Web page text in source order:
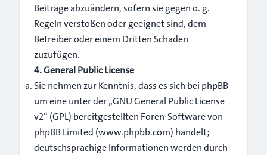
Beiträge abzuändern, sofern sie gegen o. g.
Regeln verstoßen oder geeignet sind, dem
Betreiber oder einem Dritten Schaden
zuzufügen.
4. General Public License
Sie nehmen zur Kenntnis, dass es sich bei phpBB
um eine unter der „GNU General Public License
v2“ (GPL) bereitgestellten Foren-Software von
phpBB Limited (www.phpbb.com) handelt;
deutschsprachige Informationen werden durch